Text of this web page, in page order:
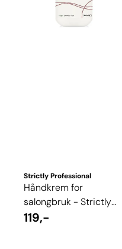
Strictly Professional
Håndkrem for
salongbruk - Strictly
Professional (300ml)
119,-